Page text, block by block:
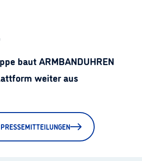
baut ARMBANDUHREN
weiter aus